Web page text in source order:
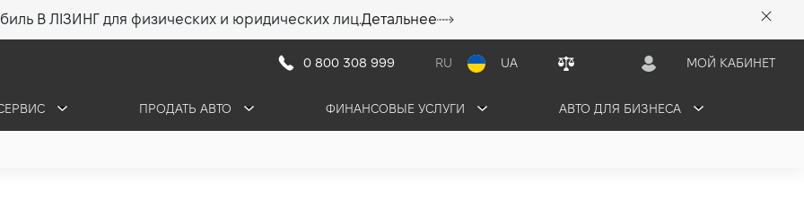
В ЛІЗИНГ для физических и юридических лиц.Детальнее
0 800 308 999 RU UA МОЙ КАБИНЕТ
ПРОДАТЬ АВТО ФИНАНСОВЫЕ УСЛУГИ АВТО ДЛЯ БИЗНЕСА